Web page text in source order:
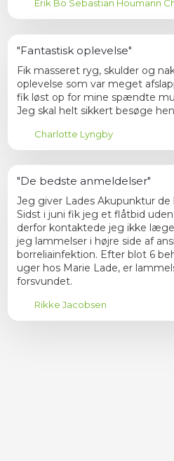
Erik Bo Sebastian Houmann
"Fantastisk oplevelse"
Fik masseret ryg, skulder og
oplevelse som var meget
fik løst op for mine spændte
Jeg skal helt sikkert besøge
Charlotte Lyngby
"De bedste anmeldelser"
Jeg giver Lades Akupunktur de
Sidst i juni fik jeg et flåtbid
derfor kontaktede jeg ikke
jeg lammelser i højre side af
borreliainfektion. Efter blot 6
uger hos Marie Lade, er
forsvundet.
Rikke Jacobsen